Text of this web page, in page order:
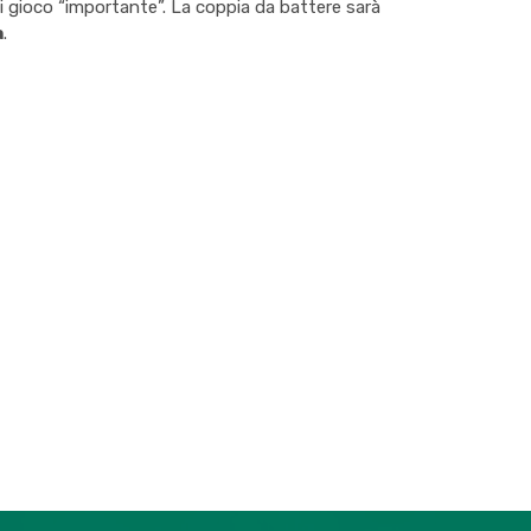
“importante”. La coppia da battere sarà
.